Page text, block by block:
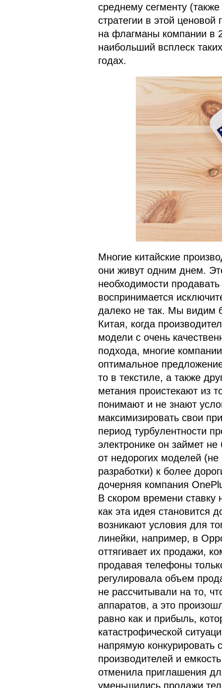
среднему сегменту
стратегии в этой
на флагманы компании в
наибольший всплеск
годах.
Многие китайские
они живут одним днем.
необходимости
воспринимается
далеко не так. Мы видим
Китая, когда
модели с очень
подхода, многие
оптимальное
то в текстиле, а также
метания проистекают из
понимают и не знают
максимизировать свои
период турбулентности
электронике он займет
от недорогих моделей
разработки) к более
дочерняя компания
В скором времени ставку
как эта идея становится
возникают условия для
линейки, например, в
оттягивает их продажи,
продавая телефоны
регулировала объем
не рассчитывали на то,
аппаратов, а это
равно как и прибыль,
катастрофической
напрямую конкурировать
производителей и
отменила приглашения
уменьшились продажи